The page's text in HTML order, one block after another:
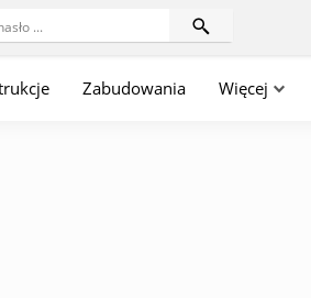
Zabudowania Więcej